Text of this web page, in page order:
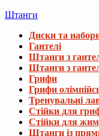
Штанги
Диски та
Гантелі
Штанги з
Штанги з
Грифи
Грифи
Тренувальні
Стійки для
Стійки для
Штанги із